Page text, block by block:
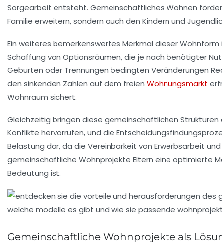
Sorgearbeit entsteht. Gemeinschaftliches Wohnen
Familie erweitern, sondern auch den Kindern und
Ein weiteres bemerkenswertes Merkmal dieser
Schaffung von Optionsräumen, die je nach benötigter
Geburten oder Trennungen bedingten Veränderungen
den sinkenden Zahlen auf dem freien Wohnungsmarkt
Wohnraum sichert.
Gleichzeitig bringen diese gemeinschaftlichen
Konflikte hervorrufen, und die
Belastung dar, da die Vereinbarkeit von Erwerbsarbeit und
gemeinschaftliche Wohnprojekte Eltern eine optimierte
Bedeutung ist.
Gemeinschaftliche Wohnprojekte als